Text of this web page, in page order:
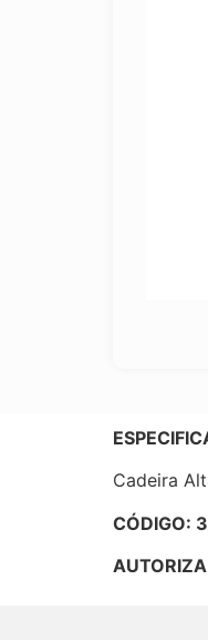
Cadeira
CÓDIGO: